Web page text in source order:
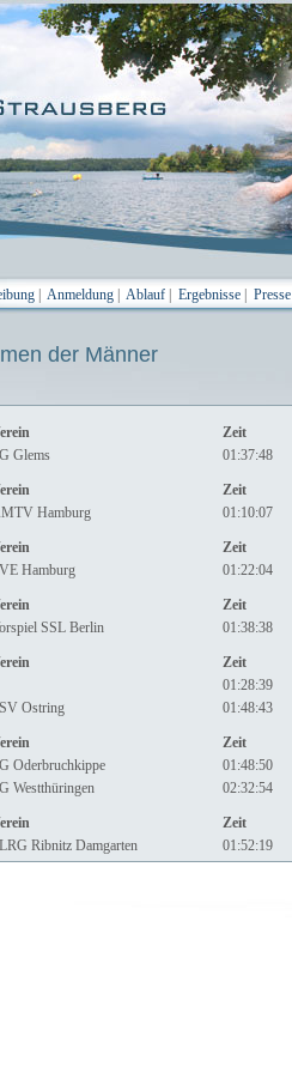
Anmeldung Ablauf Ergebnisse Presse
der Männer
Zeit
Glems 01:37:48
Zeit
Hamburg 01:10:07
Zeit
Hamburg 01:22:04
Zeit
SSL Berlin 01:38:38
Zeit
01:28:39
Ostring 01:48:43
Zeit
Oderbruchkippe 01:48:50
Westthüringen 02:32:54
Zeit
Ribnitz Damgarten 01:52:19